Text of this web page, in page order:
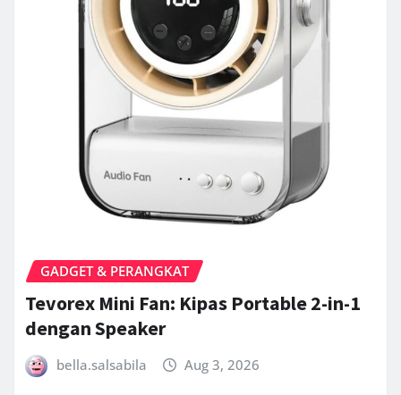
GADGET & PERANGKAT
Tevorex Mini Fan: Kipas Portable 2-in-1
dengan Speaker
bella.salsabila Aug 3, 2026